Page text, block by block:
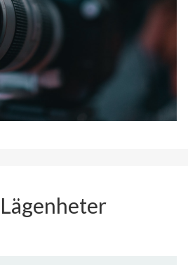
Lägenheter